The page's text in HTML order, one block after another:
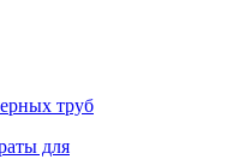
труб
для